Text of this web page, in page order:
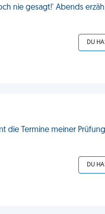
nie gesagt!' Abends
DU
die Termine meiner
DU